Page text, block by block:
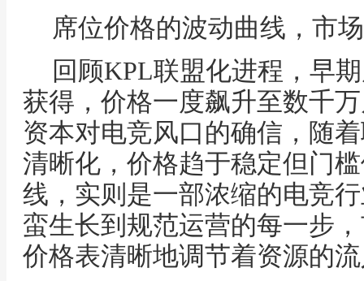
席位价格的波动曲线，市
回顾KPL联盟化进程，早
获得，价格一度飙升至数千
资本对电竞风口的确信，随
清晰化，价格趋于稳定但门
线，实则是一部浓缩的电竞
蛮生长到规范运营的每一步
价格表清晰地调节着资源的